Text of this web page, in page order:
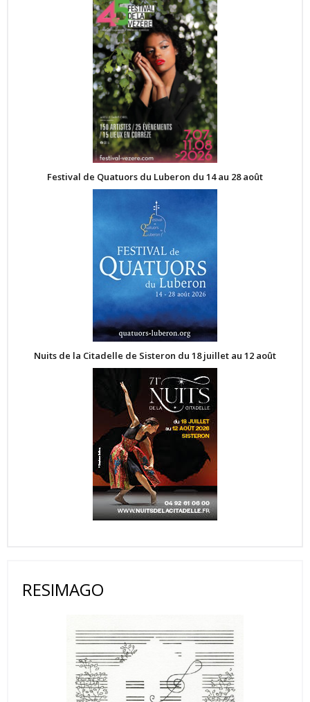
Festival de Quatuors du Luberon du 14 au 28 août
Nuits de la Citadelle de Sisteron du 18 juillet au 12 août
RESIMAGO